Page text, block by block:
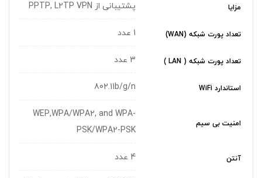
مزایا پشتیبانی از PPTP, L2TP VPN
تعداد پورت شبکه (WAN) 1 عدد
تعداد پورت شبکه ( LAN ) 3 عدد
استاندارد WiFi 802.11b/g/n
امنیت بی سیم
WEP,WPA/WPA2, and WPA-
PSK/WPA2-PSK
آنتن 4 عدد